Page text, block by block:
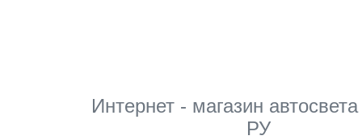
Интернет - магазин
РУ